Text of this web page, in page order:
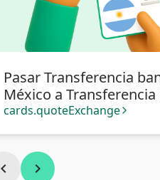
Pasar Transferencia
México a
Argentina
cards.quoteExchange arrow_forward_ios
chevron_left chevron_right